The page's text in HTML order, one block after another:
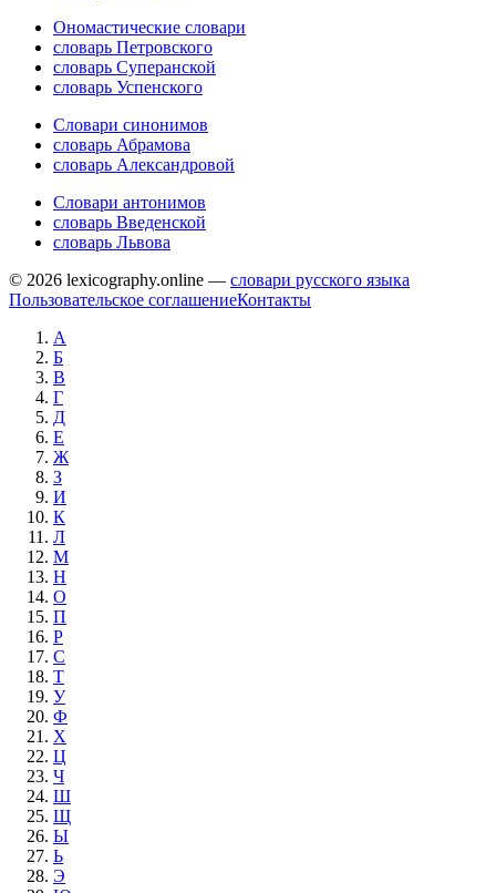
Ономастические словари
словарь Петровского
словарь Суперанской
словарь Успенского
Словари синонимов
словарь Абрамова
словарь Александровой
Словари антонимов
словарь Введенской
словарь Львова
© 2026 lexicography.online — словари русского языка
Пользовательское соглашениеКонтакты
А
Б
В
Г
Д
Е
Ж
З
И
К
Л
М
Н
О
П
Р
С
Т
У
Ф
Х
Ц
Ч
Ш
Щ
Ы
Ь
Э